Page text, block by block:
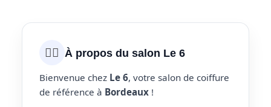
💇‍♀️ À propos du salon Le 6
Bienvenue chez Le 6, votre salon de coiffure
de référence à Bordeaux !